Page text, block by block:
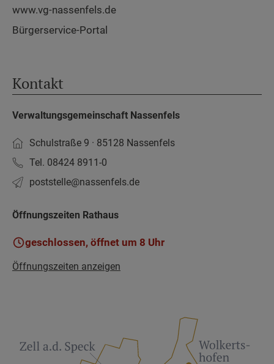
www.vg-nassenfels.de
Bürgerservice-Portal
Kontakt
Verwaltungsgemeinschaft Nassenfels
Schulstraße 9 · 85128 Nassenfels
Tel. 08424 8911-0
poststelle­@nassenfels.de
Öffnungszeiten Rathaus
geschlossen, öffnet um 8 Uhr
Öffnungszeiten anzeigen